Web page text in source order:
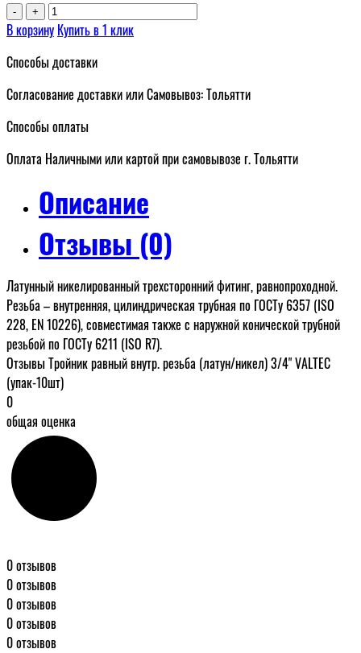
- +
В корзину Купить в 1 клик
Способы доставки
Согласование доставки или Самовывоз: Тольятти
Способы оплаты
Оплата Наличными или картой при самовывозе г. Тольятти
Описание
Отзывы (0)
Латунный никелированный трехсторонний фитинг, равнопроходной.
Резьба – внутренняя, цилиндрическая трубная по ГОСТу 6357 (ISO
228, EN 10226), совместимая также с наружной конической трубной
резьбой по ГОСТу 6211 (ISO R7).
Отзывы Тройник равный внутр. резьба (латун/никел) 3/4" VALTEC
(упак-10шт)
0
общая оценка
0 отзывов
0 отзывов
0 отзывов
0 отзывов
0 отзывов